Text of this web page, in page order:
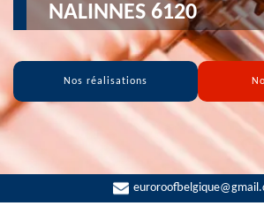
NALINNES 6120
Nos réalisations